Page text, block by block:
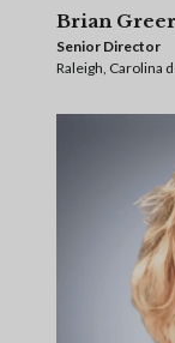
Brian Greer
Senior Director
Raleigh, Carolina